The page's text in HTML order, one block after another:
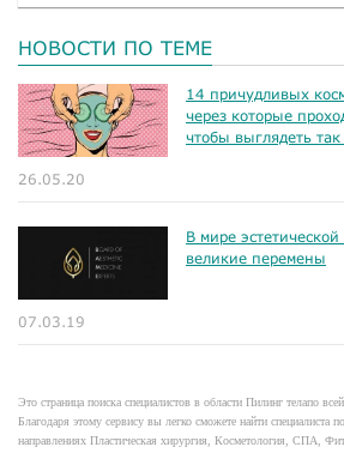
НОВОСТИ ПО ТЕМЕ
14 причудливых
через которые
чтобы выглядеть
26.05.20
В мире
великие перемены
07.03.19
Это страница поиска специалистов в области Пилинг телапо
Благодаря этому сервису вы легко сможете найти специалиста
направлениях Пластическая хирургия, Косметология, СПА,